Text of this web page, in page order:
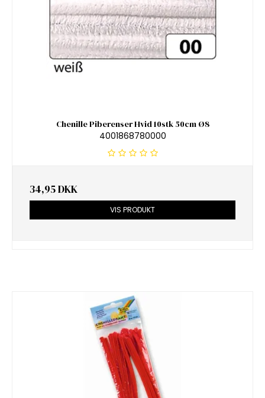
Chenille Piberenser Hvid 10stk 50cm Ø8
4001868780000
34,95 DKK
VIS PRODUKT